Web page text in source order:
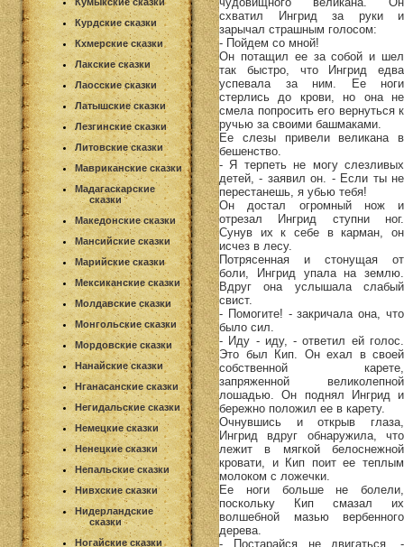
Курдские сказки
Кхмерские сказки
Лакские сказки
Лаосские сказки
Латышские сказки
Лезгинские сказки
Литовские сказки
Мавриканские сказки
Мадагаскарские
сказки
Македонские сказки
Мансийские сказки
Марийские сказки
Мексиканские сказки
Молдавские сказки
Монгольские сказки
Мордовские сказки
Нанайские сказки
Нганасанские сказки
Негидальские сказки
Немецкие сказки
Ненецкие сказки
Непальские сказки
Нивхские сказки
Нидерландские
сказки
Ногайские сказки
схватил Ингрид за руки и
зарычал страшным голосом:
- Пойдем со мной!
Он потащил ее за собой и шел
так быстро, что Ингрид едва
успевала за ним. Ее ноги
стерлись до крови, но она не
смела попросить его вернуться к
ручью за своими башмаками.
Ее слезы привели великана в
бешенство.
- Я терпеть не могу слезливых
детей, - заявил он. - Если ты не
перестанешь, я убью тебя!
Он достал огромный нож и
отрезал Ингрид ступни ног.
Сунув их к себе в карман, он
исчез в лесу.
Потрясенная и стонущая от
боли, Ингрид упала на землю.
Вдруг она услышала слабый
свист.
- Помогите! - закричала она, что
было сил.
- Иду - иду, - ответил ей голос.
Это был Кип. Он ехал в своей
собственной карете,
запряженной великолепной
лошадью. Он поднял Ингрид и
бережно положил ее в карету.
Очнувшись и открыв глаза,
Ингрид вдруг обнаружила, что
лежит в мягкой белоснежной
кровати, и Кип поит ее теплым
молоком с ложечки.
Ее ноги больше не болели,
поскольку Кип смазал их
волшебной мазью вербенного
дерева.
- Постарайся не двигаться, -